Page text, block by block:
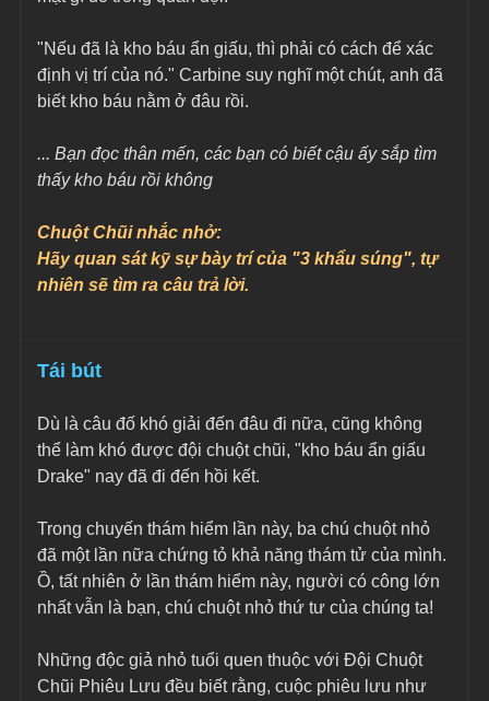
"Nếu đã là kho báu ẩn giấu, thì phải có cách để xác
định vị trí của nó." Carbine suy nghĩ một chút, anh đã
biết kho báu nằm ở đâu rồi.
... Bạn đọc thân mến, các bạn có biết cậu ấy sắp tìm
thấy kho báu rồi không
Chuột Chũi nhắc nhở:
Hãy quan sát kỹ sự bày trí của "3 khẩu súng", tự
nhiên sẽ tìm ra câu trả lời.
Tái bút
Dù là câu đố khó giải đến đâu đi nữa, cũng không
thể làm khó được đội chuột chũi, "kho báu ẩn giấu
Drake" nay đã đi đến hồi kết.
Trong chuyến thám hiểm lần này, ba chú chuột nhỏ
đã một lần nữa chứng tỏ khả năng thám tử của mình.
Ồ, tất nhiên ở lần thám hiểm này, người có công lớn
nhất vẫn là bạn, chú chuột nhỏ thứ tư của chúng ta!
Những độc giả nhỏ tuổi quen thuộc với Đội Chuột
Chũi Phiêu Lưu đều biết rằng, cuộc phiêu lưu như